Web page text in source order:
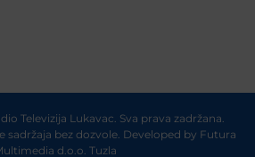
Televizija Lukavac. Sva prava zadržana.
sadržaja bez dozvole. Developed by Futura
d.o.o. Tuzla